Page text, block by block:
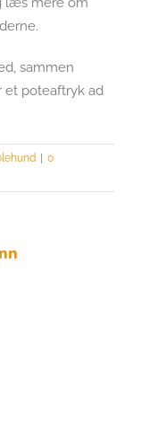
sammen
et poteaftryk ad
| 0